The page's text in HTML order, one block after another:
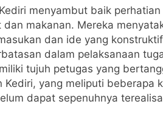
menyambut baik
makanan. Mereka
dan ide yang
dalam pelaksanaan
tujuh petugas yang
Kediri, yang meliputi beberapa
dapat sepenuhnya